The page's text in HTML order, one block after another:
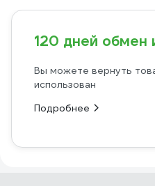
120 дней обмен
Вы можете вернуть
использован
Подробнее